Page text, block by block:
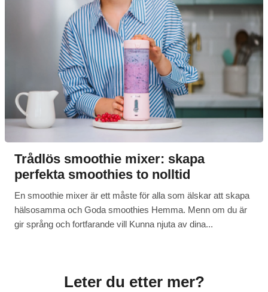
Trådlös smoothie mixer: skapa
perfekta smoothies to nolltid
En smoothie mixer är ett måste för alla som älskar att skapa
hälsosamma och Goda smoothies Hemma. Menn om du är
gir språng och fortfarande vill Kunna njuta av dina...
Leter du etter mer?